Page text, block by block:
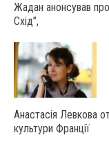
Жадан анонсував
Схід”,
Анастасія Левкова
культури Франції